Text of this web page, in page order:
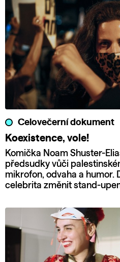
Celovečerní dokument
Koexistence, vole!
Komička Noam Shuster-
předsudky vůči
mikrofon, odvaha a humor.
celebrita změnit stand-